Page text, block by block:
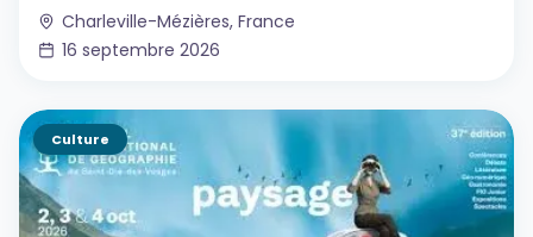
Charleville-Mézières, France
16 septembre 2026
Culture